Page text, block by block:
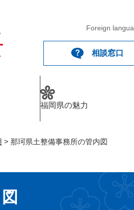
Foreign
相談窓口
福岡県の魅力
> 那珂県土整備事務所の管内図